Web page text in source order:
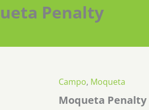
Penalty
Campo, Moqueta
Moqueta Penalty